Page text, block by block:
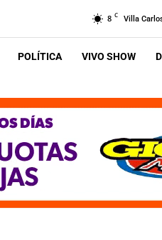
8 C Villa
POLÍTICA VIVO SHOW